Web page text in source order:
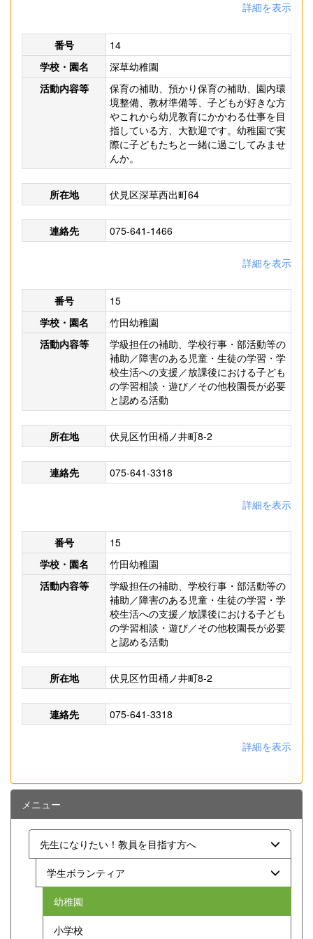
詳細を表示
番号
14
学校・園名
深草幼稚園
活動内容等
保育の補助、預かり保育の補助、園内環
境整備、教材準備等、子どもが好きな方
やこれから幼児教育にかかわる仕事を目
指している方、大歓迎です。幼稚園で実
際に子どもたちと一緒に過ごしてみませ
んか。
所在地 伏見区深草西出町64
連絡先 075-641-1466
詳細を表示
番号
15
学校・園名
竹田幼稚園
活動内容等
学級担任の補助、学校行事・部活動等の
補助／障害のある児童・生徒の学習・学
校生活への支援／放課後における子ども
の学習相談・遊び／その他校園長が必要
と認める活動
所在地 伏見区竹田桶ノ井町8-2
連絡先 075-641-3318
詳細を表示
番号
15
学校・園名
竹田幼稚園
活動内容等
学級担任の補助、学校行事・部活動等の
補助／障害のある児童・生徒の学習・学
校生活への支援／放課後における子ども
の学習相談・遊び／その他校園長が必要
と認める活動
所在地 伏見区竹田桶ノ井町8-2
連絡先 075-641-3318
詳細を表示
メニュー
先生になりたい！教員を目指す方へ
学生ボランティア
幼稚園
小学校